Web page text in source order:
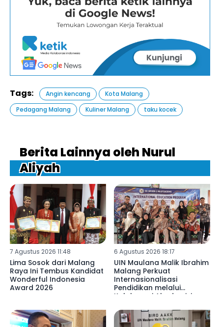
Tags: Angin kencang
Kota Malang
Pedagang Malang
Kuliner Malang taku kocek
Berita Lainnya oleh Nurul
Aliyah
7 Agustus 2026 11:48
Lima Sosok dari Malang
Raya Ini Tembus Kandidat
Wonderful Indonesia
Award 2026
6 Agustus 2026 18:17
UIN Maulana Malik Ibrahim
Malang Perkuat
Internasionalisasi
Pendidikan melalui
Kolaborasi Akademisi
Mulyoagung